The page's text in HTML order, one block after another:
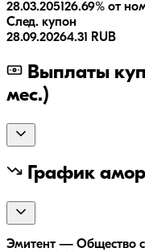
28.03.205126.69% от
След. купон
28.09.20264.31 RUB
Выплаты
мес.)
График
Эмитент — Общество с